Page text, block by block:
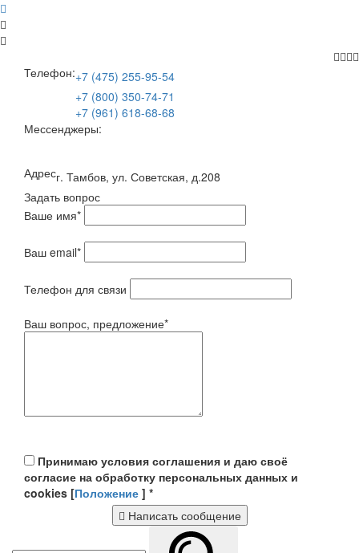
Телефон:+7 (475) 255-95-54
+7 (800) 350-74-71
+7 (961) 618-68-68
Мессенджеры:
Адресг. Тамбов, ул. Советская, д.208
Задать вопрос
Ваше имя*
Ваш email*
Телефон для связи
Ваш вопрос, предложение*
Принимаю условия соглашения и даю своё
согласие на обработку персональных данных и
cookies [Положение ] *
Написать сообщение